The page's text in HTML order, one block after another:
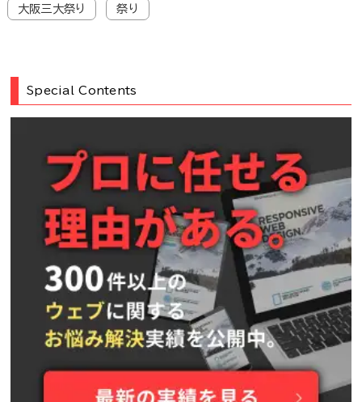
大阪三大祭り 祭り
Special Contents